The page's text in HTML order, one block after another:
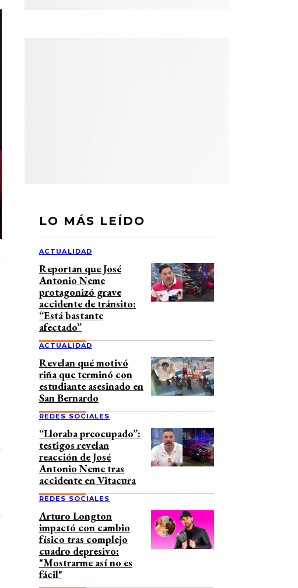
LO MÁS LEÍDO
ACTUALIDAD
Reportan que José
Antonio Neme
protagonizó grave
accidente de tránsito:
“Está bastante
afectado”
ACTUALIDAD
Revelan qué motivó
riña que terminó con
estudiante asesinado en
San Bernardo
REDES SOCIALES
“Lloraba preocupado”:
testigos revelan
reacción de José
Antonio Neme tras
accidente en Vitacura
REDES SOCIALES
Arturo Longton
impactó con cambio
físico tras complejo
cuadro depresivo:
"Mostrarme así no es
fácil"